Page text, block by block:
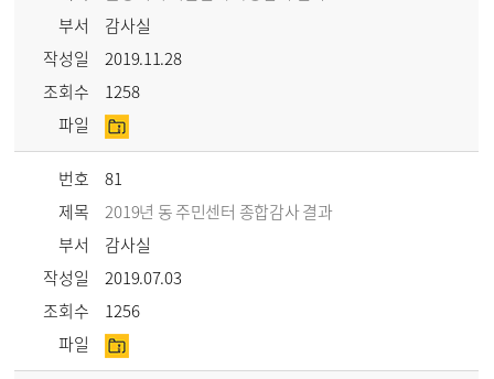
부서
감사실
작성일
2019.11.28
조회수
1258
파일
번호
81
제목
2019년 동 주민센터 종합감사 결과
부서
감사실
작성일
2019.07.03
조회수
1256
파일